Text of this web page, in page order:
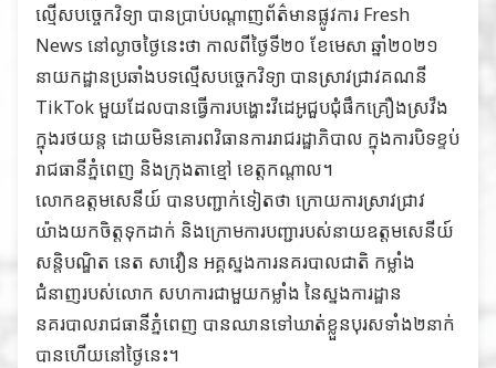
ល្មើសបច្ចេកវិទ្យា បានប្រាប់បណ្តាញព័ត៌មានផ្លូវការ Fresh
News នៅល្ងាចថ្ងៃនេះថា កាលពីថ្ងៃទី២០ ខែមេសា ឆ្នាំ២០២១
នាយកដ្ឋានប្រឆាំងបទល្មើសបច្ចេកវិទ្យា បានស្រាវជ្រាវគណនី
TikTok មួយដែលបានធ្វើការបង្ហោះវីដេអូជួបជុំផឹកគ្រឿងស្រវឹង
ក្នុងរថយន្ត ដោយមិនគោរពវិធានការរាជរដ្ឋាភិបាល ក្នុងការបិទខ្ទប់
រាជធានីភ្នំពេញ និងក្រុងតាខ្មៅ ខេត្តកណ្តាល។
លោកឧត្តមសេនីយ៍ បានបញ្ជាក់ទៀតថា ក្រោយការស្រាវជ្រាវ
យ៉ាងយកចិត្តទុកដាក់ និងក្រោមការបញ្ជារបស់នាយឧត្តមសេនីយ៍
សន្តិបណ្ឌិត នេត សាវឿន អគ្គស្នងការនគរបាលជាតិ កម្លាំង
ជំនាញរបស់លោក សហការជាមួយកម្លាំង នៃស្នងការដ្ឋាន
នគរបាលរាជធានីភ្នំពេញ បានឈានទៅឃាត់ខ្លួនបុរសទាំង២នាក់
បានហើយនៅថ្ងៃនេះ។